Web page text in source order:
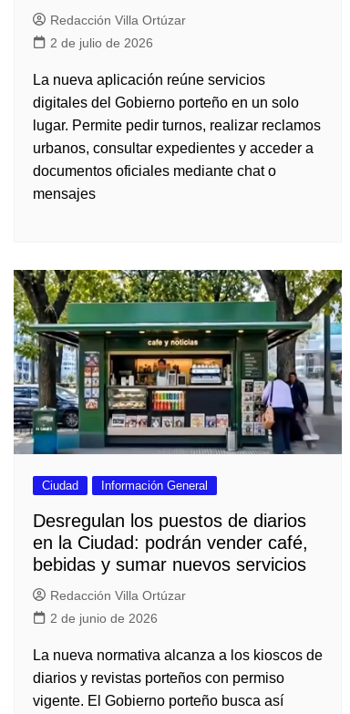
Redacción Villa Ortúzar
2 de julio de 2026
La nueva aplicación reúne servicios
digitales del Gobierno porteño en un solo
lugar. Permite pedir turnos, realizar reclamos
urbanos, consultar expedientes y acceder a
documentos oficiales mediante chat o
mensajes
Ciudad Información General
Desregulan los puestos de diarios
en la Ciudad: podrán vender café,
bebidas y sumar nuevos servicios
Redacción Villa Ortúzar
2 de junio de 2026
La nueva normativa alcanza a los kioscos de
diarios y revistas porteños con permiso
vigente. El Gobierno porteño busca así